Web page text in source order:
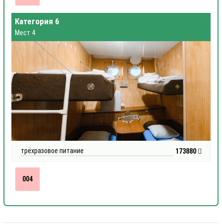
Категория 6
Мест 4
трёхразовое питание 173880
004